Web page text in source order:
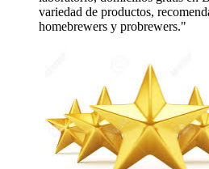
variedad de productos,
homebrewers y probrewers."